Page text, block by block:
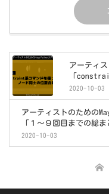
アーティ
「
位置合わせ
2020-10-03
アーティストのための
「１～９回目までの総
ルリグをPythonで作って
2020-10-03